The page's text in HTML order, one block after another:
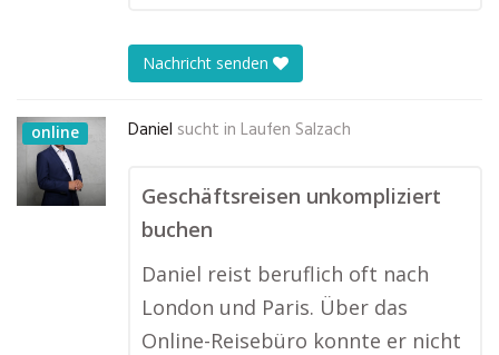
Nachricht senden
online Daniel sucht in Laufen Salzach
Geschäftsreisen unkompliziert
buchen
Daniel reist beruflich oft nach
London und Paris. Über das
Online-Reisebüro konnte er nicht